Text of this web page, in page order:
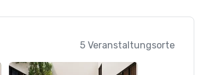
5 Veranstaltungsorte